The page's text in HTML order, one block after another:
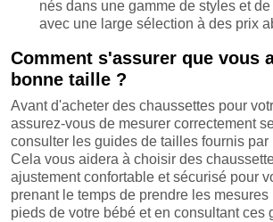
nés dans une gamme de styles et
avec une large sélection à des prix
Comment s'assurer que vous
bonne taille ?
Avant d'acheter des chaussettes pour
assurez-vous de mesurer correctement
consulter les guides de tailles fournis par
Cela vous aidera à choisir des
ajustement confortable et sécurisé pour
prenant le temps de prendre les
pieds de votre bébé et en consultant ces